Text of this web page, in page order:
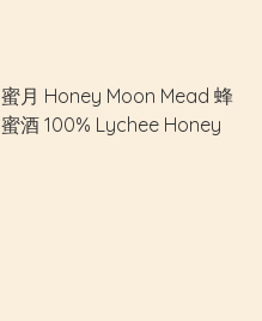
蜜月 Honey Moon Mead 蜂
蜜酒 100% Lychee Honey